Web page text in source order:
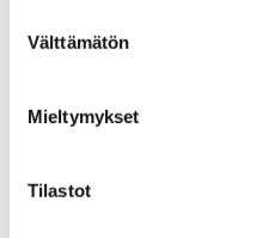
valinta
Välttämätön
Mieltymykset
Tilastot